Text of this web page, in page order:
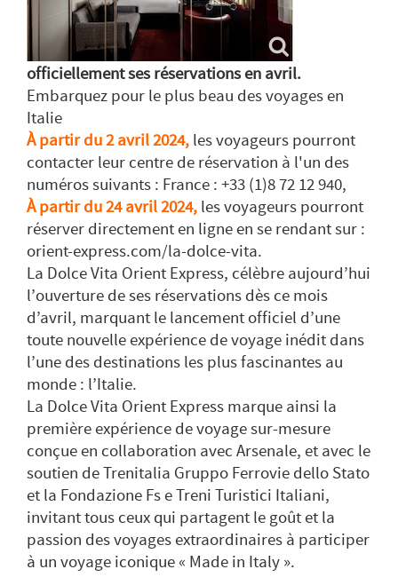
officiellement ses réservations en avril.
Embarquez pour le plus beau des voyages en
Italie
À partir du 2 avril 2024, les voyageurs pourront
contacter leur centre de réservation à l'un des
numéros suivants : France : +33 (1)8 72 12 940,
À partir du 24 avril 2024, les voyageurs pourront
réserver directement en ligne en se rendant sur :
orient-express.com/la-dolce-vita.
La Dolce Vita Orient Express, célèbre aujourd’hui
l’ouverture de ses réservations dès ce mois
d’avril, marquant le lancement officiel d’une
toute nouvelle expérience de voyage inédit dans
l’une des destinations les plus fascinantes au
monde : l’Italie.
La Dolce Vita Orient Express marque ainsi la
première expérience de voyage sur-mesure
conçue en collaboration avec Arsenale, et avec le
soutien de Trenitalia Gruppo Ferrovie dello Stato
et la Fondazione Fs e Treni Turistici Italiani,
invitant tous ceux qui partagent le goût et la
passion des voyages extraordinaires à participer
à un voyage iconique « Made in Italy ».